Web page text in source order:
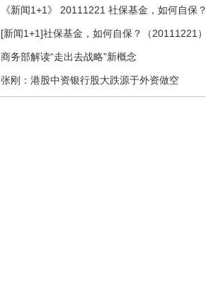
《新闻1+1》 20111221 社保基金，如何自保？
[新闻1+1]社保基金，如何自保？（20111221）
商务部解读“走出去战略”新概念
张刚：港股中资银行股大跌源于外资做空